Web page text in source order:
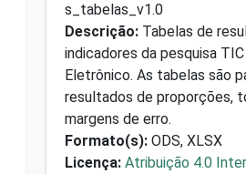
s_tabelas_v1.0
Descrição: Tabelas de
indicadores da pesquisa
Eletrônico. As tabelas são
resultados de proporções,
margens de erro.
Formato(s): ODS, XLSX
Licença: Atribuição 4.0